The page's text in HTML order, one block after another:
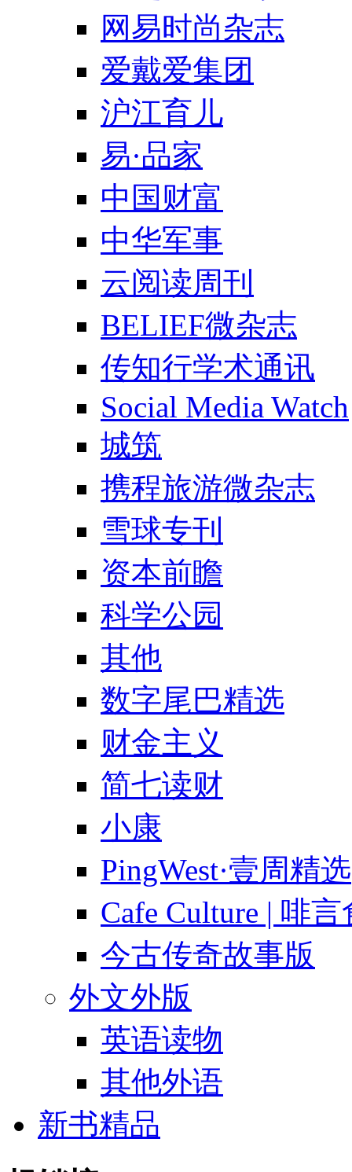
网易时尚杂志
爱戴爱集团
沪江育儿
易·品家
中国财富
中华军事
云阅读周刊
BELIEF微杂志
传知行学术通讯
Social Media Watch
城筑
携程旅游微杂志
雪球专刊
资本前瞻
科学公园
其他
数字尾巴精选
财金主义
简七读财
小康
PingWest·壹周精选
Cafe Culture | 啡
今古传奇故事版
外文外版
英语读物
其他外语
新书精品